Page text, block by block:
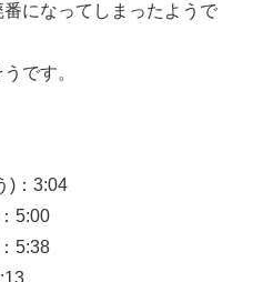
になってしまったようで
です。
)：3:04
5:00
5:38